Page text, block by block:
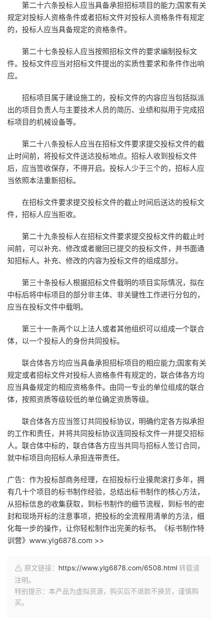
第二十六条投标人应当具备承担招标项目的能力;国家有关
规定对投标人资格条件或者招标文件对投标人资格条件有规定
的，投标人应当具备规定的资格条件。
第二十七条投标人应当按照招标文件的要求编制投标文
件。投标文件应当对招标文件提出的实质性要求和条件作出响
应。
招标项目属于建设施工的，投标文件的内容应当包括拟派
出的项目负责人与主要技术人员的简历、业绩和拟用于完成招
标项目的机械设备等。
第二十八条投标人应当在招标文件要求提交投标文件的截
止时间前，将投标文件送达投标地点。招标人收到投标文件
后，应当签收保存，不得开启。投标人少于三个的，招标人应
当依照本法重新招标。
在招标文件要求提交投标文件的截止时间后送达的投标文
件，招标人应当拒收。
第二十九条投标人在招标文件要求提交投标文件的截止时
间前，可以补充、修改或者撤回已提交的投标文件，并书面通
知招标人。补充、修改的内容为投标文件的组成部分。
第三十条投标人根据招标文件载明的项目实际情况，拟在
中标后将中标项目的部分非主体、非关键性工作进行分包的，
应当在投标文件中载明。
第三十一条两个以上法人或者其他组织可以组成一个联合
体，以一个投标人的身份共同投标。
联合体各方均应当具备承担招标项目的相应能力;国家有关
规定或者招标文件对投标人资格条件有规定的，联合体各方均
应当具备规定的相应资格条件。由同一专业的单位组成的联合
体，按照资质等级较低的单位确定资质等级。
联合体各方应当签订共同投标协议，明确约定各方拟承担
的工作和责任，并将共同投标协议连同投标文件一并提交招标
人。联合体中标的，联合体各方应当共同与招标人签订合同，
就中标项目向招标人承担连带责任。
广告：作为投标部商务经理，在招投标行业摸爬滚打多年，拥
有几十个项目的标书制作经验，总结出标书制作的核心方法，
从招标信息的收集获取，到标书制作的细节流程，到标书的密
封和现场开标的注意事项，把投标的全流程用清单的方法，细
化每一步的操作，让你轻松制作出完美的标书。《标书制作特
训营》www.ylg6878.com >>
原文链接： https://www.ylg6878.com/6508.html 转载请
注明。
特别提示：本产品为虚拟资源，购买后不退款不换货，谨慎购
买。